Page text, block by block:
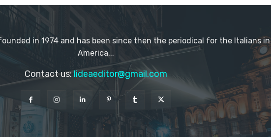
in 1974 and has been since then the periodical for the Italians in
America...
Contact us: lideaeditor@gmail.com